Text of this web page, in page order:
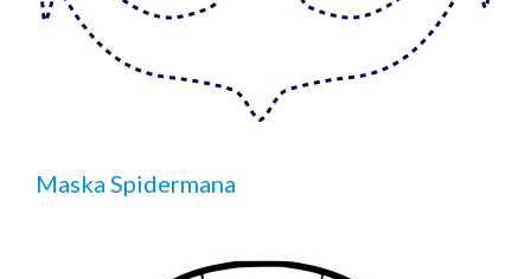
Maska Spidermana